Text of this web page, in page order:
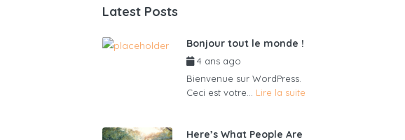
Latest Posts
Bonjour tout le monde !
4 ans ago
Bienvenue sur WordPress.
Ceci est votre... Lire la suite
Here’s What People Are